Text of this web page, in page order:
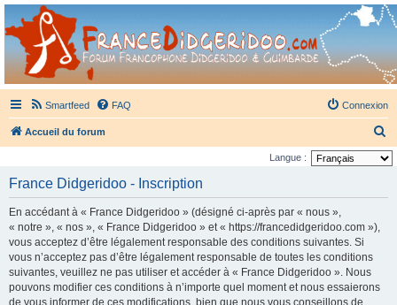
France Didgeridoo
Didgeridoo et Guimbarde sur France Didgeridoo - retrouvez la communauté.
Smartfeed FAQ Connexion
Accueil du forum
e
h
Langue :
France Didgeridoo - Inscription
En accédant à « France Didgeridoo » (désigné ci-après par « nous »,
« notre », « nos », « France Didgeridoo » et « https://francedidgeridoo.com »),
vous acceptez d’être légalement responsable des conditions suivantes. Si
vous n’acceptez pas d’être légalement responsable de toutes les conditions
suivantes, veuillez ne pas utiliser et accéder à « France Didgeridoo ». Nous
pouvons modifier ces conditions à n’importe quel moment et nous essaierons